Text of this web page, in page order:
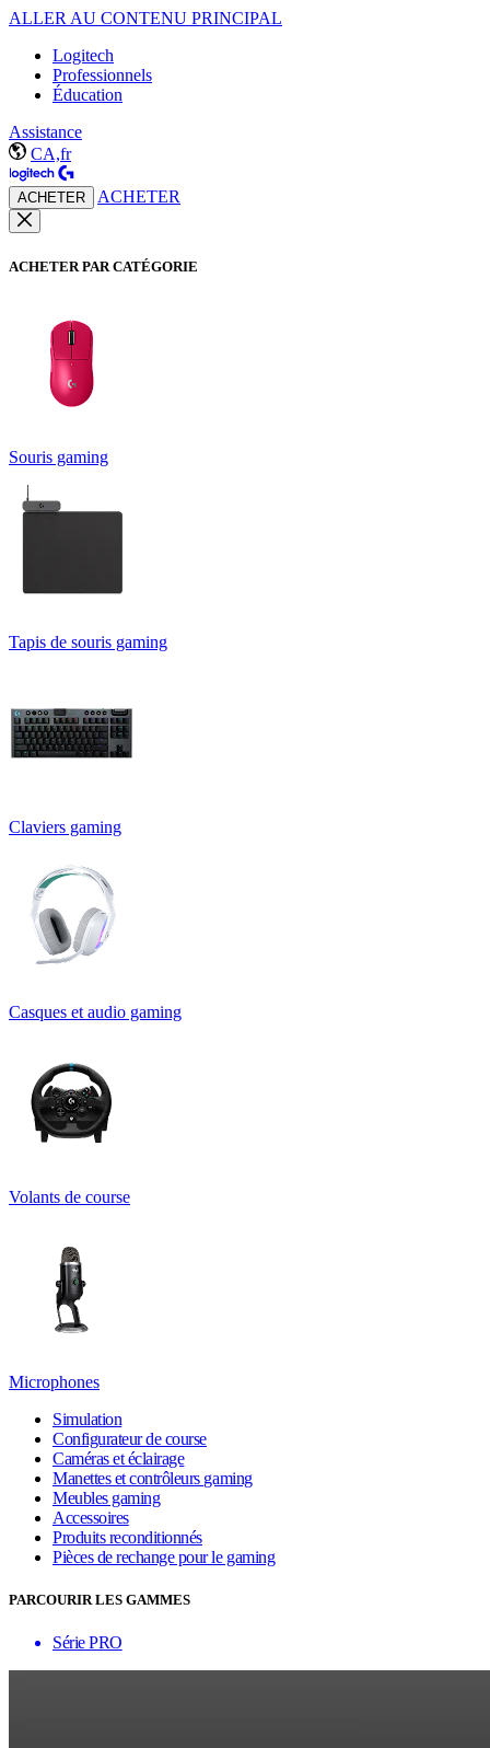
ALLER AU CONTENU PRINCIPAL
Logitech
Professionnels
Éducation
Assistance
CA,fr
ACHETER ACHETER
ACHETER PAR CATÉGORIE
Souris gaming
Tapis de souris gaming
Claviers gaming
Casques et audio gaming
Volants de course
Microphones
Simulation
Configurateur de course
Caméras et éclairage
Manettes et contrôleurs gaming
Meubles gaming
Accessoires
Produits reconditionnés
Pièces de rechange pour le gaming
PARCOURIR LES GAMMES
Série PRO